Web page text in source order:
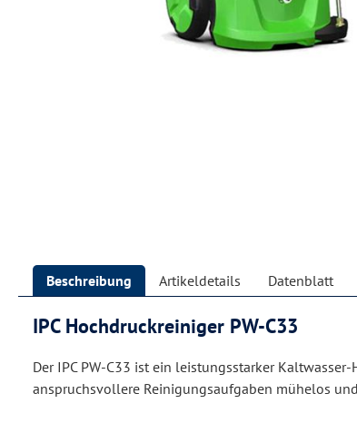
Beschreibung Artikeldetails Datenblatt
IPC Hochdruckreiniger PW-C33
Der IPC PW-C33 ist ein leistungsstarker
anspruchsvollere Reinigungsaufgaben mühelos